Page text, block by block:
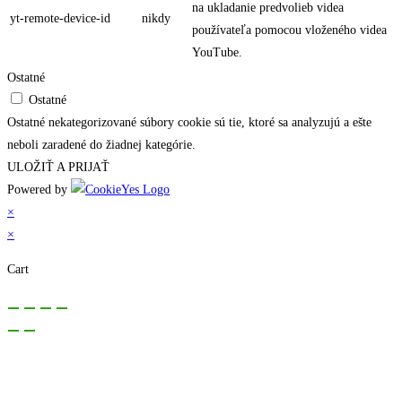
yt-remote-device-id nikdy
na ukladanie predvolieb videa
používateľa pomocou vloženého videa
YouTube.
Ostatné
Ostatné
Ostatné nekategorizované súbory cookie sú tie, ktoré sa analyzujú a ešte
neboli zaradené do žiadnej kategórie.
ULOŽIŤ A PRIJAŤ
Powered by
×
×
Cart